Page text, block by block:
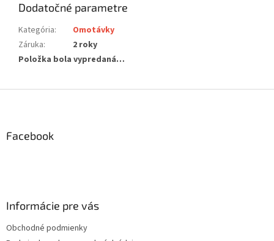
Dodatočné parametre
Kategória:
Omotávky
Záruka:
2 roky
Položka bola vypredaná…
Facebook
Informácie pre vás
Obchodné podmienky